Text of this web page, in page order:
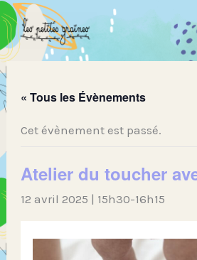
Aller
au
contenu
« Tous les Évènements
Cet évènement est passé.
Atelier du toucher
12 avril 2025 | 15h30-16h15